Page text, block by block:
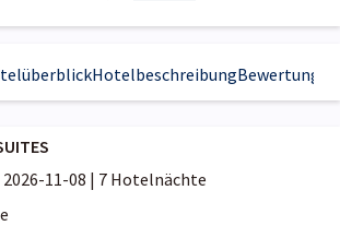
HotelbeschreibungBewertungen
11-08 | 7 Hotelnächte